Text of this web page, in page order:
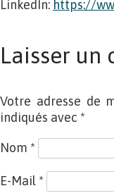
LinkedIn: https://
Laisser un
Votre adresse de
indiqués avec *
Nom *
E-Mail *